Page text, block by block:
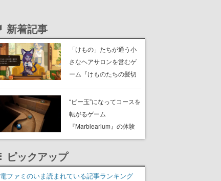
新着記事
「けもの」たちが通う小
さなヘアサロンを営むゲ
ーム『けものたちの髪切
始。悩みを持ったお客様
と会話を交わし“本当に望
んでる髪型”を見つけ出す
“ビー玉”になってコースを
転がるゲーム
『Marblearium』の体験
版がSteamで本日8月7日
ピックアップ
電ファミのいま読まれている記事ランキング